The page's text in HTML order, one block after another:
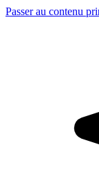
Passer au contenu